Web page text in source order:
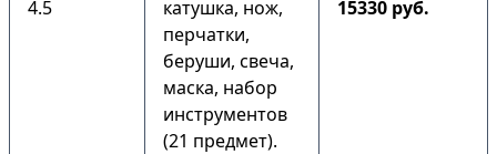
4.5
катушка, нож,
перчатки,
беруши, свеча,
маска, набор
инструментов
(21 предмет).
15330 руб.